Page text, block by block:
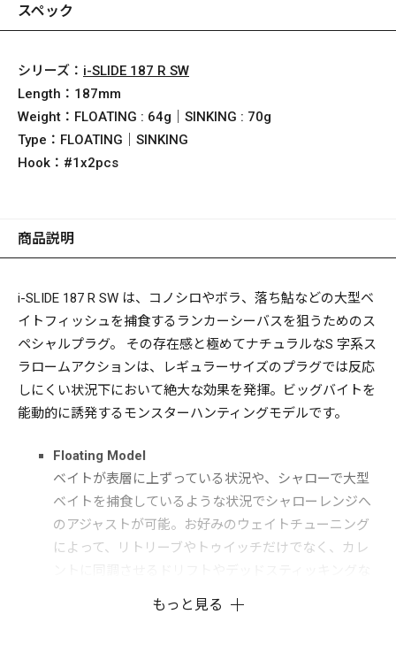
スペック
シリーズ： i-SLIDE 187 R SW
Length： 187mm
Weight： FLOATING : 64g｜SINKING : 70g
Type： FLOATING｜SINKING
Hook： #1x2pcs
商品説明
i-SLIDE 187 R SW は、コノシロやボラ、落ち鮎などの大型ベ
イトフィッシュを捕食するランカーシーバスを狙うためのス
ペシャルプラグ。 その存在感と極めてナチュラルなS 字系ス
ラロームアクションは、レギュラーサイズのプラグでは反応
しにくい状況下において絶大な効果を発揮。ビッグバイトを
能動的に誘発するモンスターハンティングモデルです。
Floating Model
ベイトが表層に上ずっている状況や、シャローで大型
ベイトを捕食しているような状況でシャローレンジへ
のアジャストが可能。お好みのウェイトチューニング
によって、リトリーブやトゥイッチだけでなく、カレ
もっと見る